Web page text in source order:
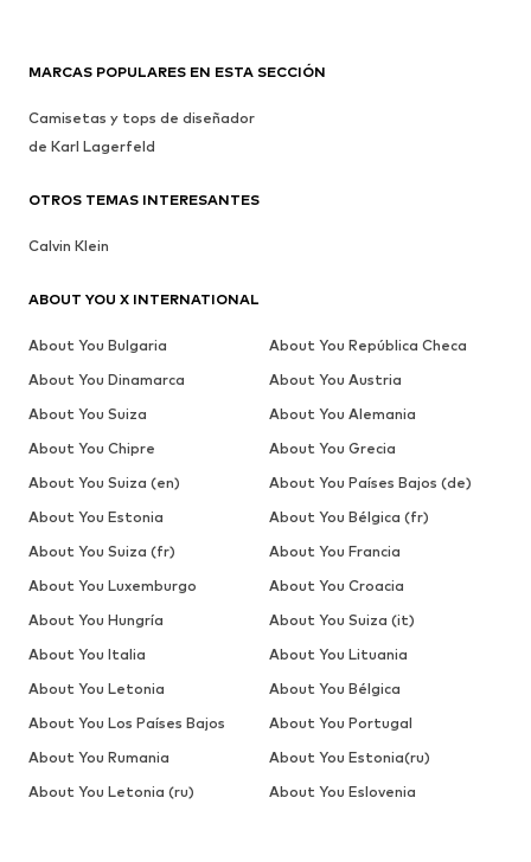
MARCAS POPULARES EN ESTA SECCIÓN
Camisetas y tops de diseñador
de Karl Lagerfeld
OTROS TEMAS INTERESANTES
Calvin Klein
ABOUT YOU X INTERNATIONAL
About You Bulgaria
About You República Checa
About You Dinamarca
About You Austria
About You Suiza
About You Alemania
About You Chipre
About You Grecia
About You Suiza (en)
About You Países Bajos (de)
About You Estonia
About You Bélgica (fr)
About You Suiza (fr)
About You Francia
About You Luxemburgo
About You Croacia
About You Hungría
About You Suiza (it)
About You Italia
About You Lituania
About You Letonia
About You Bélgica
About You Los Países Bajos
About You Portugal
About You Rumania
About You Estonia(ru)
About You Letonia (ru)
About You Eslovenia